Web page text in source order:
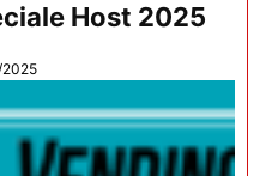
Host 2025